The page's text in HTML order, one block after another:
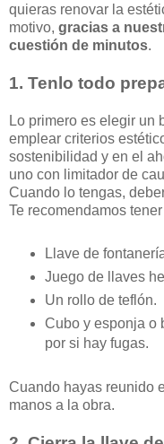
quieras renovar la
motivo, gracias a
cuestión de minutos.
1. Tenlo todo
Lo primero es elegir un
emplear criterios
sostenibilidad y en el
uno con limitador de
Cuando lo tengas,
Te recomendamos
Llave de
Juego de llaves
Un rollo de teflón.
Cubo y esponja o
por si hay fugas.
Cuando hayas reunido
manos a la obra.